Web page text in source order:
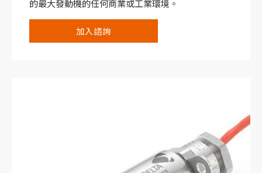
的最大發動機的任何商業或工業環境。
OQSx-G2易於安裝，可在設備運行時連續即時地分析
油，並提供準確的油狀態說明。 立即發現任何磨損或
加入諮詢